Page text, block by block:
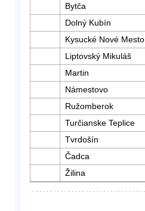
Bytča
Dolný Kubín
Kysucké Nové Mesto
Liptovský Mikuláš
Martin
Námestovo
Ružomberok
Turčianske Teplice
Tvrdošín
Čadca
Žilina